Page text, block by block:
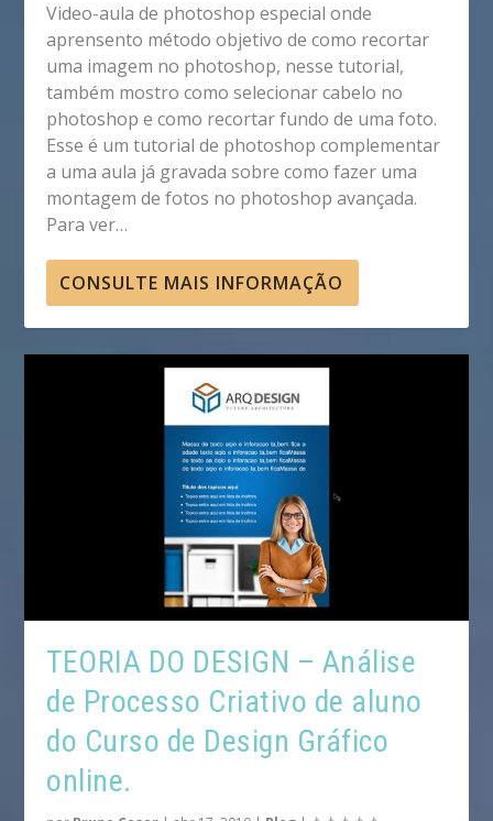
Video-aula de photoshop especial onde
aprensento método objetivo de como recortar
uma imagem no photoshop, nesse tutorial,
também mostro como selecionar cabelo no
photoshop e como recortar fundo de uma foto.
Esse é um tutorial de photoshop complementar
a uma aula já gravada sobre como fazer uma
montagem de fotos no photoshop avançada.
Para ver…
CONSULTE MAIS INFORMAÇÃO
TEORIA DO DESIGN – Análise
de Processo Criativo de aluno
do Curso de Design Gráfico
online.